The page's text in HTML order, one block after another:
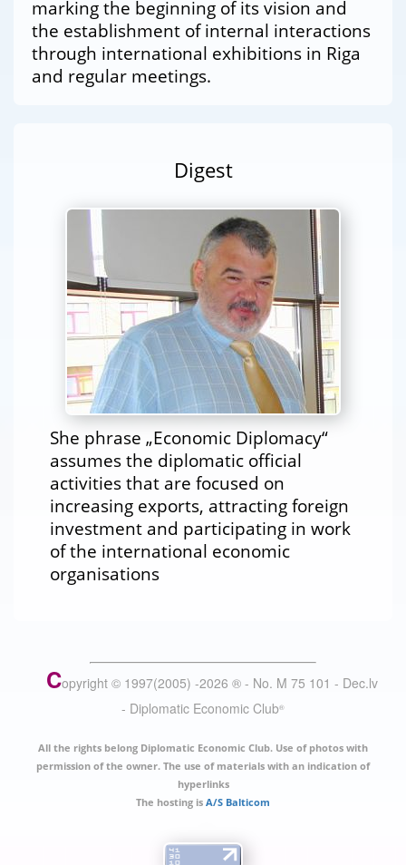
marking the beginning of its vision and
the establishment of internal interactions
through international exhibitions in Riga
and regular meetings.
Digest
She phrase „Economic Diplomacy“
assumes the diplomatic official
activities that are focused on
increasing exports, attracting foreign
investment and participating in work
of the international economic
organisations
Copyright © 1997(2005) -2026 ® - No. M 75 101 - Dec.lv
- Diplomatic Economic Club®
All the rights belong Diplomatic Economic Club. Use of photos with
permission of the owner. The use of materials with an indication of
hyperlinks
The hosting is A/S Balticom